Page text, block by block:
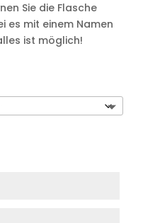
Sie die Flasche
es mit einem Namen
ist möglich!